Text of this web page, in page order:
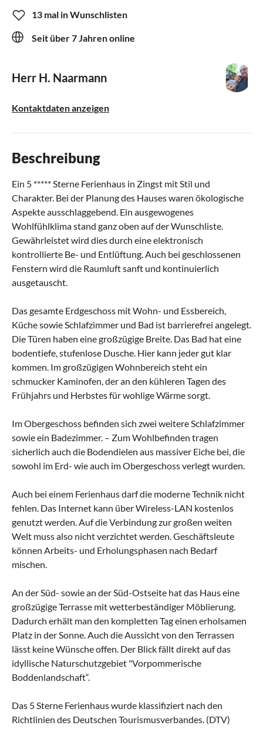
13 mal in Wunschlisten
Seit über 7 Jahren online
Herr H. Naarmann
Kontaktdaten anzeigen
Beschreibung
Ein 5 ***** Sterne Ferienhaus in Zingst mit Stil und
Charakter. Bei der Planung des Hauses waren ökologische
Aspekte ausschlaggebend. Ein ausgewogenes
Wohlfühlklima stand ganz oben auf der Wunschliste.
Gewährleistet wird dies durch eine elektronisch
kontrollierte Be- und Entlüftung. Auch bei geschlossenen
Fenstern wird die Raumluft sanft und kontinuierlich
ausgetauscht.
Das gesamte Erdgeschoss mit Wohn- und Essbereich,
Küche sowie Schlafzimmer und Bad ist barrierefrei angelegt.
Die Türen haben eine großzügige Breite. Das Bad hat eine
bodentiefe, stufenlose Dusche. Hier kann jeder gut klar
kommen. Im großzügigen Wohnbereich steht ein
schmucker Kaminofen, der an den kühleren Tagen des
Frühjahrs und Herbstes für wohlige Wärme sorgt.
Im Obergeschoss befinden sich zwei weitere Schlafzimmer
sowie ein Badezimmer. – Zum Wohlbefinden tragen
sicherlich auch die Bodendielen aus massiver Eiche bei, die
sowohl im Erd- wie auch im Obergeschoss verlegt wurden.
Auch bei einem Ferienhaus darf die moderne Technik nicht
fehlen. Das Internet kann über Wireless-LAN kostenlos
genutzt werden. Auf die Verbindung zur großen weiten
Welt muss also nicht verzichtet werden. Geschäftsleute
können Arbeits- und Erholungsphasen nach Bedarf
mischen.
An der Süd- sowie an der Süd-Ostseite hat das Haus eine
großzügige Terrasse mit wetterbeständiger Möblierung.
Dadurch erhält man den kompletten Tag einen erholsamen
Platz in der Sonne. Auch die Aussicht von den Terrassen
lässt keine Wünsche offen. Der Blick fällt direkt auf das
idyllische Naturschutzgebiet "Vorpommerische
Boddenlandschaft“.
Das 5 Sterne Ferienhaus wurde klassifiziert nach den
Richtlinien des Deutschen Tourismusverbandes. (DTV)